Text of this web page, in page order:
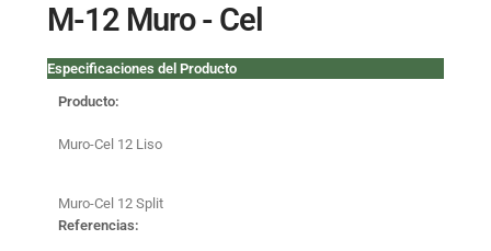
M-12 Muro - Cel
Especificaciones del Producto
Producto:
Muro-Cel 12 Liso
Muro-Cel 12 Split
Referencias: